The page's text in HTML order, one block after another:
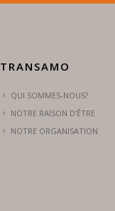
TRANSAMO
QUI SOMMES-NOUS?
NOTRE RAISON D’ÊTRE
NOTRE ORGANISATION